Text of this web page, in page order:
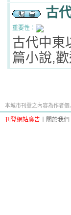
古
重要性：
古代中東
篇小說,
本城市刊登之內容為作者個
刊登網站廣告 關於我們